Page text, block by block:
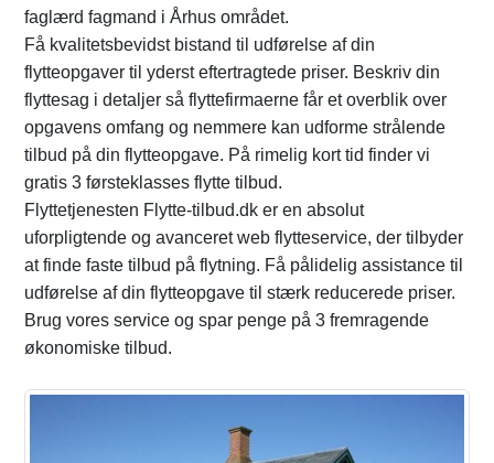
faglærd fagmand i Århus området.
Få kvalitetsbevidst bistand til udførelse af din
flytteopgaver til yderst eftertragtede priser. Beskriv din
flyttesag i detaljer så flyttefirmaerne får et overblik over
opgavens omfang og nemmere kan udforme strålende
tilbud på din flytteopgave. På rimelig kort tid finder vi
gratis 3 førsteklasses flytte tilbud.
Flyttetjenesten Flytte-tilbud.dk er en absolut
uforpligtende og avanceret web flytteservice, der tilbyder
at finde faste tilbud på flytning. Få pålidelig assistance til
udførelse af din flytteopgave til stærk reducerede priser.
Brug vores service og spar penge på 3 fremragende
økonomiske tilbud.